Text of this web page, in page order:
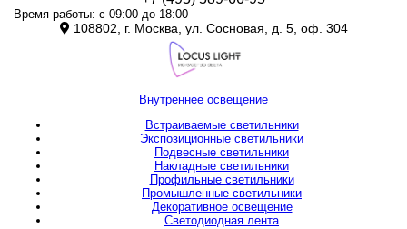
Время работы: с 09:00 до 18:00
108802, г. Москва, ул. Сосновая, д. 5, оф. 304
Внутреннее освещение
Встраиваемые светильники
Экспозиционные светильники
Подвесные светильники
Накладные светильники
Профильные светильники
Промышленные светильники
Декоративное освещение
Светодиодная лента